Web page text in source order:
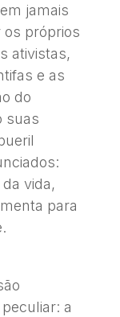
jamais
os próprios
ativistas,
e as
do
suas
vida,
para
a